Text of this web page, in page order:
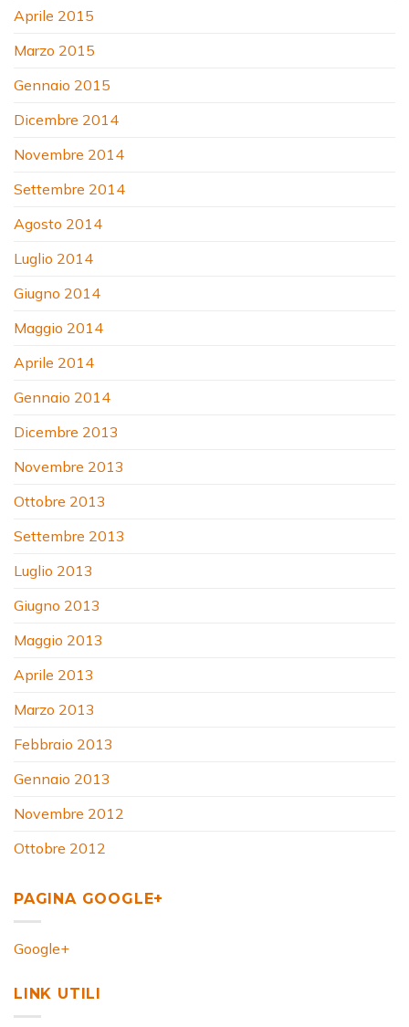
Aprile 2015
Marzo 2015
Gennaio 2015
Dicembre 2014
Novembre 2014
Settembre 2014
Agosto 2014
Luglio 2014
Giugno 2014
Maggio 2014
Aprile 2014
Gennaio 2014
Dicembre 2013
Novembre 2013
Ottobre 2013
Settembre 2013
Luglio 2013
Giugno 2013
Maggio 2013
Aprile 2013
Marzo 2013
Febbraio 2013
Gennaio 2013
Novembre 2012
Ottobre 2012
PAGINA GOOGLE+
Google+
LINK UTILI